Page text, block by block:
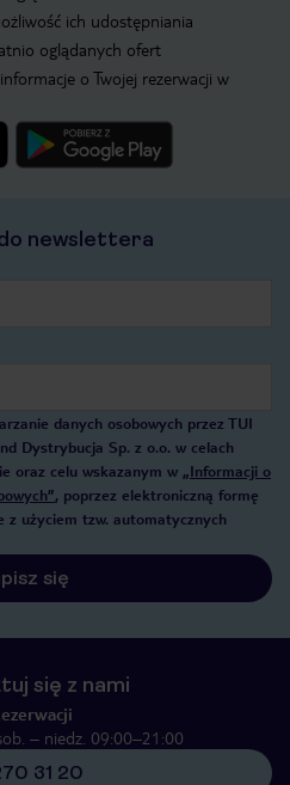
ich udostępniania
oglądanych ofert
o Twojej rezerwacji w
newslettera
danych osobowych przez TUI
Dystrybucja Sp. z o.o. w celach
oraz celu wskazanym w „Informacji o
, poprzez elektroniczną formę
z użyciem tzw. automatycznych
się
się z nami
– niedz. 09:00–21:00
31 20